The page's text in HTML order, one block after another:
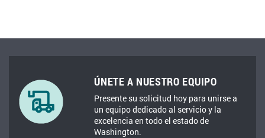
ÚNETE A NUESTRO EQUIPO
Presente su solicitud hoy para unirse a
un equipo dedicado al servicio y la
excelencia en todo el estado de
Washington.